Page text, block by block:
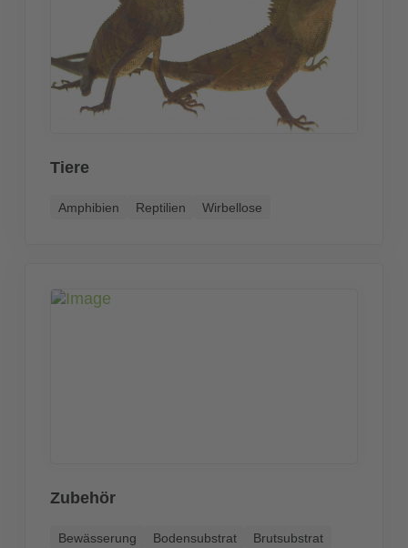
Tiere
Amphibien Reptilien Wirbellose
Zubehör
Bewässerung Bodensubstrat
Brutsubstrat